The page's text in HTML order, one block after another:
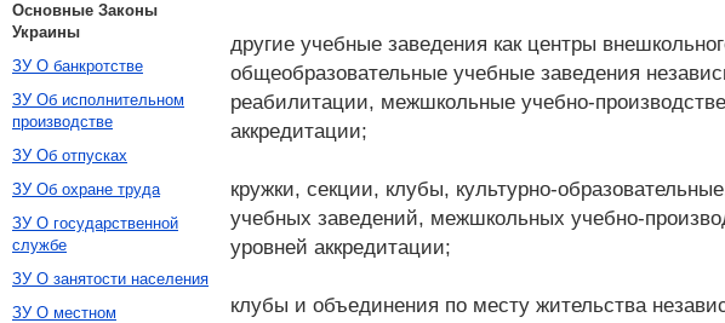
другие учебные заведения как центры
общеобразовательные учебные заведения
реабилитации, межшкольные учебно-
аккредитации;
кружки, секции, клубы, культурно-
учебных заведений, межшкольных учебно-
уровней аккредитации;
клубы и объединения по месту жительства
Основные Законы
Украины
ЗУ О банкротстве
ЗУ Об исполнительном
производстве
ЗУ Об отпусках
ЗУ Об охране труда
ЗУ О государственной
службе
ЗУ О занятости населения
ЗУ О местном